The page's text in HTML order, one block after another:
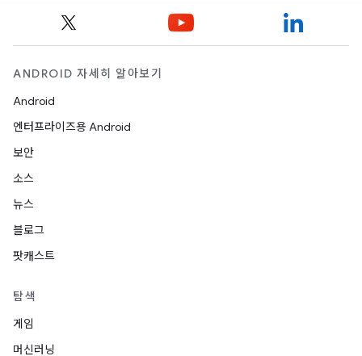
ANDROID 자세히 알아보기
Android
엔터프라이즈용 Android
보안
소스
뉴스
블로그
팟캐스트
탐색
게임
머신러닝